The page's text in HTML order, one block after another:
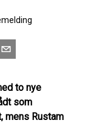
to nye
som
mens Rustam